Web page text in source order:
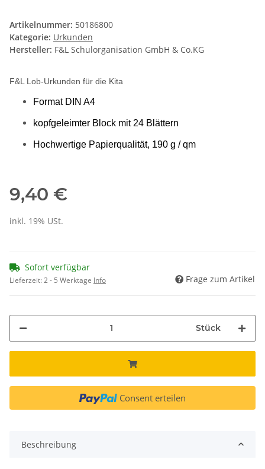
Artikelnummer: 50186800
Kategorie: Urkunden
Hersteller: F&L Schulorganisation GmbH & Co.KG
F&L Lob-Urkunden für die Kita
Format DIN A4
kopfgeleimter Block mit 24 Blättern
Hochwertige Papierqualität, 190 g / qm
9,40 €
inkl. 19% USt.
Sofort verfügbar
Lieferzeit:2 - 5 Werktage Info Frage zum Artikel
Stück
Consent erteilen
Beschreibung